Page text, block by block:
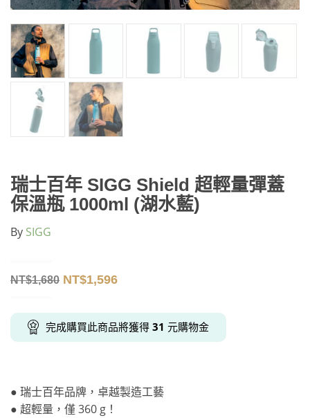
瑞士百年 SIGG Shield 超輕量彈蓋
保溫瓶 1000ml (湖水藍)
By SIGG
NT$1,680 NT$1,596
完成購買此商品將獲得 31 元購物金
● 瑞士百年品牌，卓越製造工藝
● 超輕量，僅 360 g！